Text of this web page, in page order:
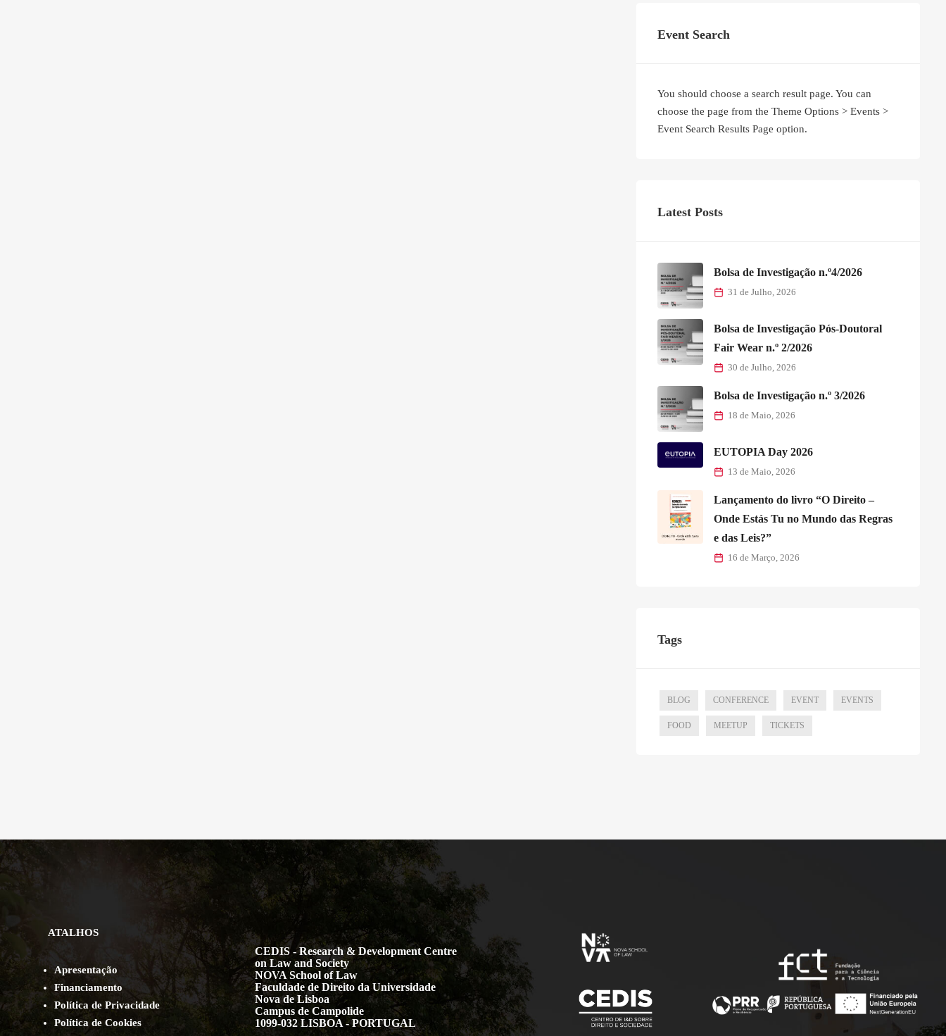
Event Search
You should choose a search result page. You can
choose the page from the Theme Options > Events >
Event Search Results Page option.
Latest Posts
Bolsa de Investigação n.º4/2026
31 de Julho, 2026
Bolsa de Investigação Pós-Doutoral
Fair Wear n.º 2/2026
30 de Julho, 2026
Bolsa de Investigação n.º 3/2026
18 de Maio, 2026
EUTOPIA Day 2026
13 de Maio, 2026
Lançamento do livro “O Direito –
Onde Estás Tu no Mundo das Regras
e das Leis?”
16 de Março, 2026
Tags
BLOG CONFERENCE EVENT EVENTS
FOOD MEETUP TICKETS
ATALHOS
Apresentação
Financiamento
Política de Privacidade
Política de Cookies
CEDIS - Research & Development Centre
on Law and Society
NOVA School of Law
Faculdade de Direito da Universidade
Nova de Lisboa
Campus de Campolide
1099-032 LISBOA - PORTUGAL